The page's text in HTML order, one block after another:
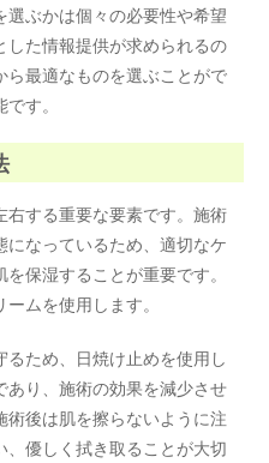
ぶかは個々の必要性や希望
た情報提供が求められるの
最適なものを選ぶことがで
す。
する重要な要素です。施術
なっているため、適切なケ
保湿することが重要です。
ムを使用します。
ため、日焼け止めを使用し
あり、施術の効果を減少させ
後は肌を擦らないように注
優しく拭き取ることが大切